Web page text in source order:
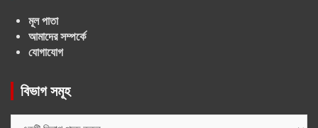
মূল পাতা
আমাদের সম্পর্কে
যোগাযোগ
বিভাগ সমূহ